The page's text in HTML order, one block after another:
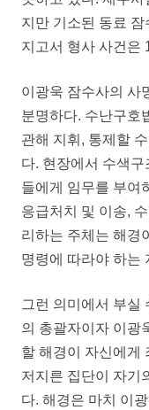
지만 기소된 동료
지고서 형사 사건은
이광욱 잠수사의 사
분명하다. 수난구호
관해 지휘, 통제할
다. 현장에서 수색
들에게 임무를 부여
응급처치 및 이송,
리하는 주체는 해경
명령에 따라야 하는
그런 의미에서 부실
의 총괄자이자 이광
할 해경이 자신에게
저지른 집단이 자기
다. 해경은 마치 이